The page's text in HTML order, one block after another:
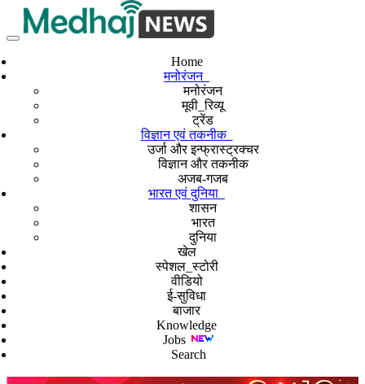
Home
मनोरंजन
मनोरंजन
मूवी_रिव्यू
ट्रेंड
विज्ञान एवं तकनीक
उर्जा और इन्फ्रास्ट्रक्चर
विज्ञान और तकनीक
अजब-गजब
भारत एवं दुनिया
शासन
भारत
दुनिया
खेल
स्पेशल_स्टोरी
वीडियो
ई-सुविधा
बाजार
Knowledge
Jobs
Search